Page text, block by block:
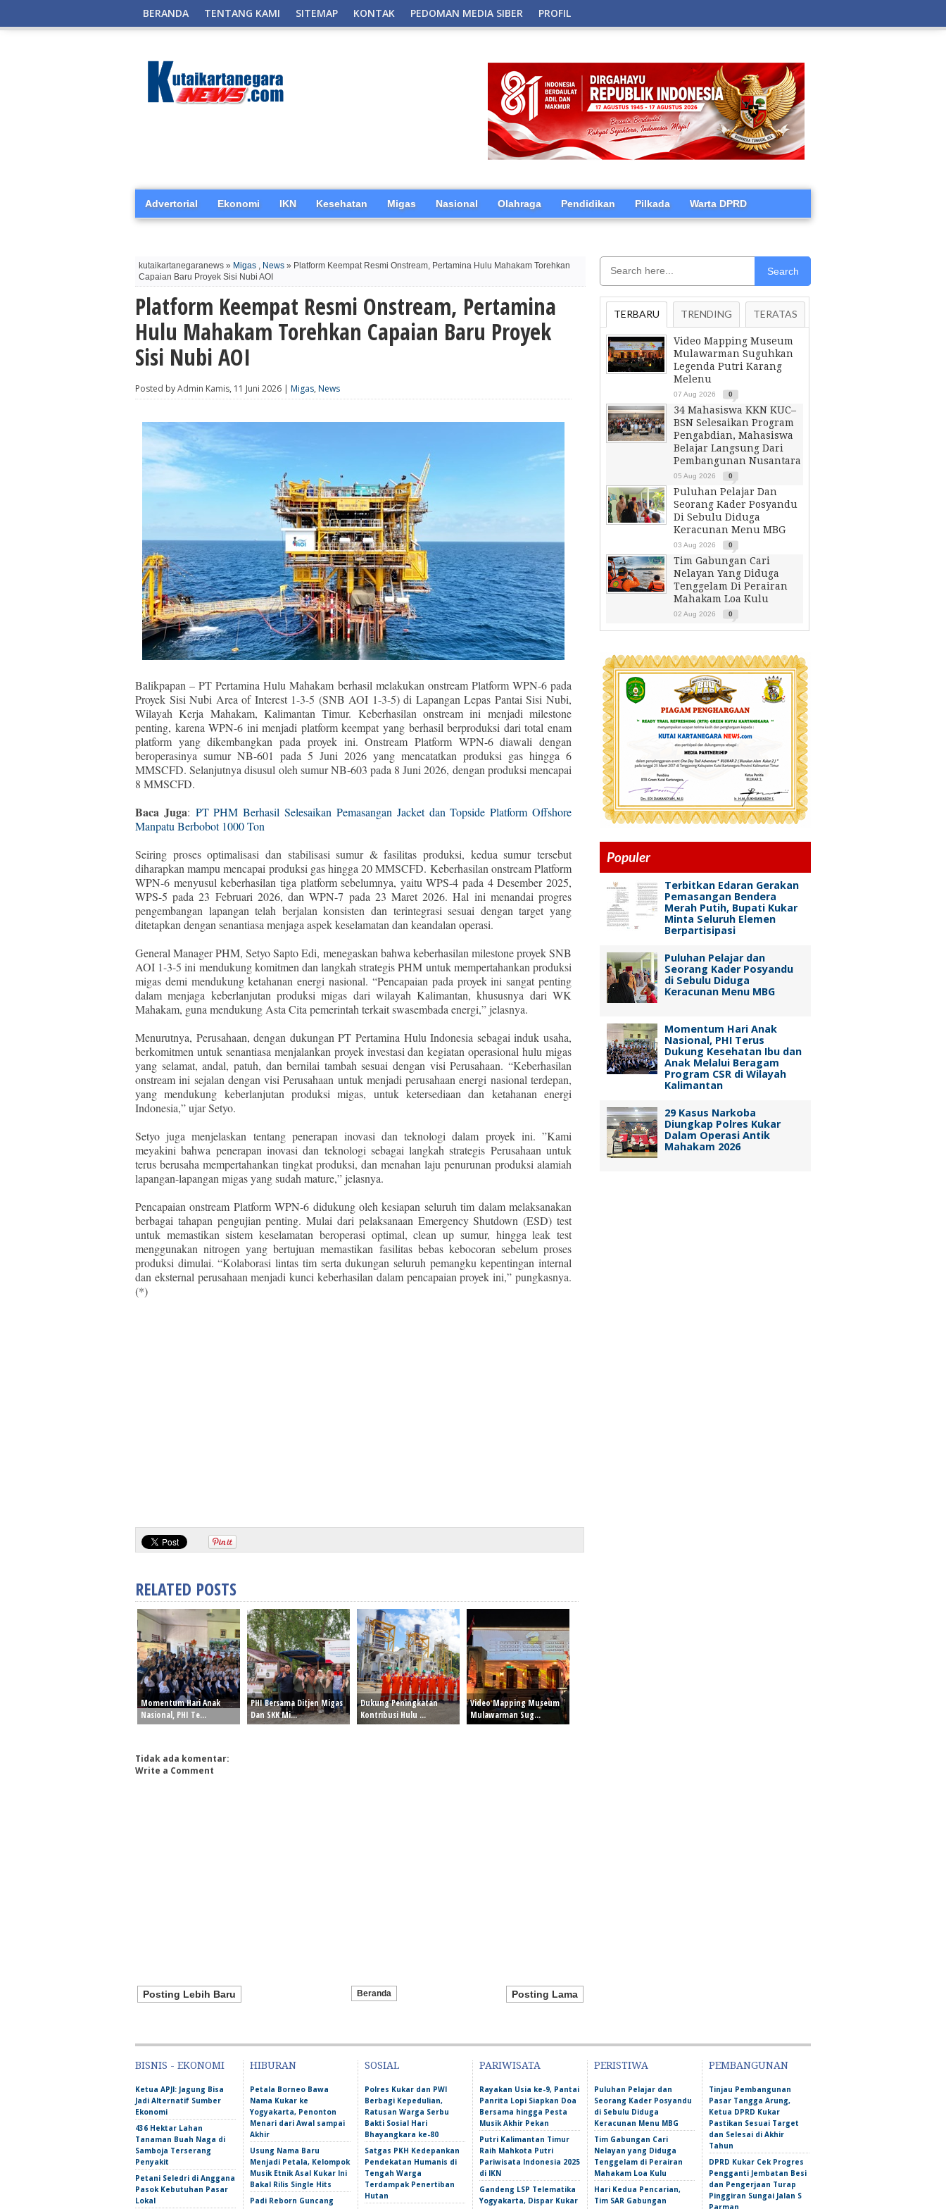
BERANDA TENTANG KAMI SITEMAP KONTAK PEDOMAN MEDIA SIBER PROFIL
Advertorial Ekonomi IKN Kesehatan Migas Nasional Olahraga Pendidikan Pilkada Warta DPRD
kutaikartanegaranews » Migas , News » Platform Keempat Resmi Onstream, Pertamina Hulu Mahakam Torehkan
Capaian Baru Proyek Sisi Nubi AOI
Platform Keempat Resmi Onstream, Pertamina
Hulu Mahakam Torehkan Capaian Baru Proyek
Sisi Nubi AOI
Posted by Admin Kamis, 11 Juni 2026 | Migas, News
Balikpapan – PT Pertamina Hulu Mahakam berhasil melakukan onstream Platform WPN-6 pada
Proyek Sisi Nubi Area of Interest 1-3-5 (SNB AOI 1-3-5) di Lapangan Lepas Pantai Sisi Nubi,
Wilayah Kerja Mahakam, Kalimantan Timur. Keberhasilan onstream ini menjadi milestone
penting, karena WPN-6 ini menjadi platform keempat yang berhasil berproduksi dari total enam
platform yang dikembangkan pada proyek ini. Onstream Platform WPN-6 diawali dengan
beroperasinya sumur NB-601 pada 5 Juni 2026 yang mencatatkan produksi gas hingga 6
MMSCFD. Selanjutnya disusul oleh sumur NB-603 pada 8 Juni 2026, dengan produksi mencapai
8 MMSCFD.
Baca Juga: PT PHM Berhasil Selesaikan Pemasangan Jacket dan Topside Platform Offshore
Manpatu Berbobot 1000 Ton
Seiring proses optimalisasi dan stabilisasi sumur & fasilitas produksi, kedua sumur tersebut
diharapkan mampu mencapai produksi gas hingga 20 MMSCFD. Keberhasilan onstream Platform
WPN-6 menyusul keberhasilan tiga platform sebelumnya, yaitu WPS-4 pada 4 Desember 2025,
WPS-5 pada 23 Februari 2026, dan WPN-7 pada 23 Maret 2026. Hal ini menandai progres
pengembangan lapangan telah berjalan konsisten dan terintegrasi sesuai dengan target yang
ditetapkan dengan senantiasa menjaga aspek keselamatan dan keandalan operasi.
General Manager PHM, Setyo Sapto Edi, menegaskan bahwa keberhasilan milestone proyek SNB
AOI 1-3-5 ini mendukung komitmen dan langkah strategis PHM untuk mempertahankan produksi
migas demi mendukung ketahanan energi nasional. “Pencapaian pada proyek ini sangat penting
dalam menjaga keberlanjutan produksi migas dari wilayah Kalimantan, khususnya dari WK
Mahakam, guna mendukung Asta Cita pemerintah terkait swasembada energi,” jelasnya.
Menurutnya, Perusahaan, dengan dukungan PT Pertamina Hulu Indonesia sebagai induk usaha,
berkomitmen untuk senantiasa menjalankan proyek investasi dan kegiatan operasional hulu migas
yang selamat, andal, patuh, dan bernilai tambah sesuai dengan visi Perusahaan. “Keberhasilan
onstream ini sejalan dengan visi Perusahaan untuk menjadi perusahaan energi nasional terdepan,
yang mendukung keberlanjutan produksi migas, untuk ketersediaan dan ketahanan energi
Indonesia,” ujar Setyo.
Setyo juga menjelaskan tentang penerapan inovasi dan teknologi dalam proyek ini. ”Kami
meyakini bahwa penerapan inovasi dan teknologi sebagai langkah strategis Perusahaan untuk
terus berusaha mempertahankan tingkat produksi, dan menahan laju penurunan produksi alamiah
lapangan-lapangan migas yang sudah mature,” jelasnya.
Pencapaian onstream Platform WPN-6 didukung oleh kesiapan seluruh tim dalam melaksanakan
berbagai tahapan pengujian penting. Mulai dari pelaksanaan Emergency Shutdown (ESD) test
untuk memastikan sistem keselamatan beroperasi optimal, clean up sumur, hingga leak test
menggunakan nitrogen yang bertujuan memastikan fasilitas bebas kebocoran sebelum proses
produksi dimulai. “Kolaborasi lintas tim serta dukungan seluruh pemangku kepentingan internal
dan eksternal perusahaan menjadi kunci keberhasilan dalam pencapaian proyek ini,” pungkasnya.
(*)
RELATED POSTS
Momentum Hari Anak
Nasional, PHI Te...
PHI Bersama Ditjen Migas
Dan SKK Mi...
Dukung Peningkatan
Kontribusi Hulu ...
Video Mapping Museum
Mulawarman Sug...
Tidak ada komentar:
Write a Comment
Posting Lebih Baru Posting Lama
Beranda
Search
TERBARU TRENDING TERATAS
Video Mapping Museum
Mulawarman Suguhkan
Legenda Putri Karang
Melenu
07 Aug 2026 0
34 Mahasiswa KKN KUC–
BSN Selesaikan Program
Pengabdian, Mahasiswa
Belajar Langsung Dari
Pembangunan Nusantara
05 Aug 2026 0
Puluhan Pelajar Dan
Seorang Kader Posyandu
Di Sebulu Diduga
Keracunan Menu MBG
03 Aug 2026 0
Tim Gabungan Cari
Nelayan Yang Diduga
Tenggelam Di Perairan
Mahakam Loa Kulu
02 Aug 2026 0
Populer
Terbitkan Edaran Gerakan
Pemasangan Bendera
Merah Putih, Bupati Kukar
Minta Seluruh Elemen
Berpartisipasi
Puluhan Pelajar dan
Seorang Kader Posyandu
di Sebulu Diduga
Keracunan Menu MBG
Momentum Hari Anak
Nasional, PHI Terus
Dukung Kesehatan Ibu dan
Anak Melalui Beragam
Program CSR di Wilayah
Kalimantan
29 Kasus Narkoba
Diungkap Polres Kukar
Dalam Operasi Antik
Mahakam 2026
BISNIS - EKONOMI
Ketua APJI: Jagung Bisa
Jadi Alternatif Sumber
Ekonomi
436 Hektar Lahan
Tanaman Buah Naga di
Samboja Terserang
Penyakit
Petani Seledri di Anggana
Pasok Kebutuhan Pasar
Lokal
HIBURAN
Petala Borneo Bawa
Nama Kukar ke
Yogyakarta, Penonton
Menari dari Awal sampai
Akhir
Usung Nama Baru
Menjadi Petala, Kelompok
Musik Etnik Asal Kukar Ini
Bakal Rilis Single Hits
Padi Reborn Guncang
SOSIAL
Polres Kukar dan PWI
Berbagi Kepedulian,
Ratusan Warga Serbu
Bakti Sosial Hari
Bhayangkara ke-80
Satgas PKH Kedepankan
Pendekatan Humanis di
Tengah Warga
Terdampak Penertiban
Hutan
PARIWISATA
Rayakan Usia ke-9, Pantai
Panrita Lopi Siapkan Doa
Bersama hingga Pesta
Musik Akhir Pekan
Putri Kalimantan Timur
Raih Mahkota Putri
Pariwisata Indonesia 2025
di IKN
Gandeng LSP Telematika
Yogyakarta, Dispar Kukar
PERISTIWA
Puluhan Pelajar dan
Seorang Kader Posyandu
di Sebulu Diduga
Keracunan Menu MBG
Tim Gabungan Cari
Nelayan yang Diduga
Tenggelam di Perairan
Mahakam Loa Kulu
Hari Kedua Pencarian,
Tim SAR Gabungan
PEMBANGUNAN
Tinjau Pembangunan
Pasar Tangga Arung,
Ketua DPRD Kukar
Pastikan Sesuai Target
dan Selesai di Akhir
Tahun
DPRD Kukar Cek Progres
Pengganti Jembatan Besi
dan Pengerjaan Turap
Pinggiran Sungai Jalan S
Parman